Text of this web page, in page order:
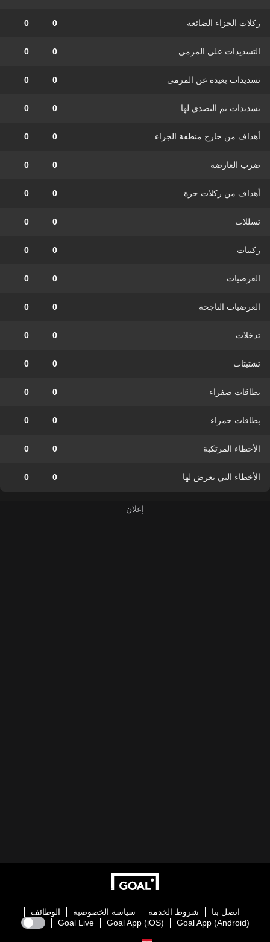
ركلات الجزاء الضائعة 0
0
التسديدات على المرمى 0
0
تسديدات بعيدة عن المرمى 0
0
تسديدات تم التصدي لها 0
0
أهداف من خارج منطقة الجزاء 0
0
ضرب العارضة 0
0
أهداف من ركلات حرة 0
0
تسللات 0
0
ركنيات 0
0
العرضيات 0
0
العرضيات الناجحة 0
0
تدخلات 0
0
تشتيتات 0
0
بطاقات صفراء 0
0
بطاقات حمراء 0
0
الأخطاء المرتكبة 0
0
الأخطاء التي تعرض لها 0
0
اتصل بنا شروط الخدمة سياسة الخصوصية
الوظائف
Goal App (Android)
Goal App (iOS)
Goal Live